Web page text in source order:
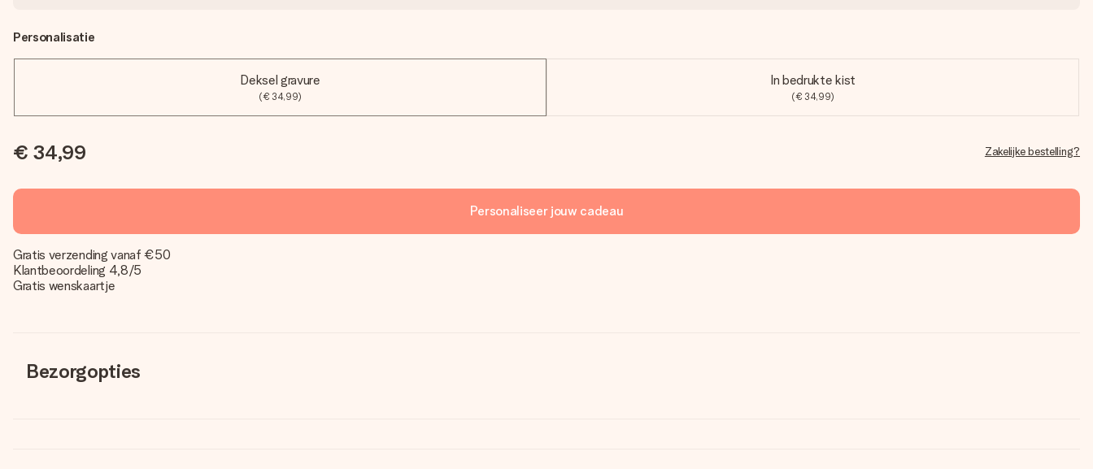
Personalisatie
Deksel gravure
(€ 34,99)
In bedrukte kist
(€ 34,99)
€ 34,99 Zakelijke bestelling?
Personaliseer jouw cadeau
Gratis verzending vanaf €50
Klantbeoordeling 4,8/5
Gratis wenskaartje
Bezorgopties